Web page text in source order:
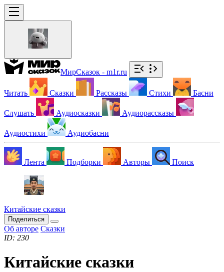
МирСказок - m1r.ru
Читать Сказки Рассказы Стихи Басни
Слушать Аудиосказки Аудиорассказы
Аудиостихи Аудиобасни
Лента Подборки Авторы Поиск
Китайские сказки
Поделиться
Об авторе Сказки
ID: 230
Китайские сказки